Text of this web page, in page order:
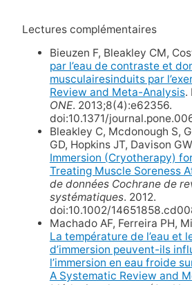
Lectures complémentaires
Bieuzen F, Bleakley CM,
par l’eau de contraste et
musculairesinduits par
Review and Meta-Analysis.
ONE. 2013;8(4):e62356.
doi:10.1371/
Bleakley C, Mcdonough S,
GD, Hopkins JT, Davison
Immersion (Cryotherapy)
Treating Muscle Soreness
de données Cochrane de
systématiques. 2012.
doi:10.1002/
Machado AF, Ferreira PH,
La température de l’eau et
d’immersion peuvent-ils
l’immersion en eau froide
A Systematic Review and